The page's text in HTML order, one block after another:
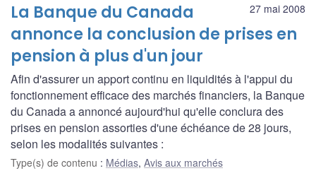
27 mai 2008
La Banque du Canada
annonce la conclusion de prises en
pension à plus d'un jour
Afin d'assurer un apport continu en liquidités à l'appui du
fonctionnement efficace des marchés financiers, la Banque
du Canada a annoncé aujourd'hui qu'elle conclura des
prises en pension assorties d'une échéance de 28 jours,
selon les modalités suivantes :
Type(s) de contenu : Médias, Avis aux marchés